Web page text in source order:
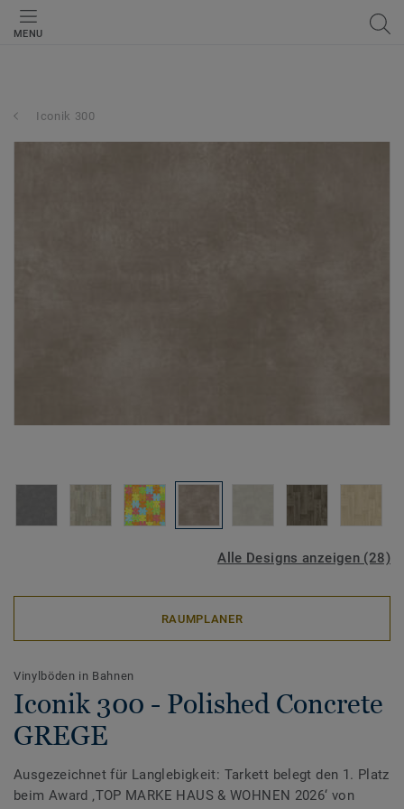
MENU
Iconik 300
Alle Designs anzeigen (28)
RAUMPLANER
Vinylböden in Bahnen
Iconik 300 - Polished Concrete
GREGE
Ausgezeichnet für Langlebigkeit: Tarkett belegt den 1. Platz
beim Award ‚TOP MARKE HAUS & WOHNEN 2026‘ von